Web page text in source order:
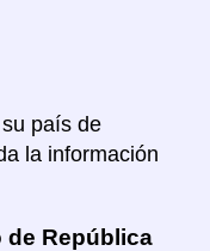
país de
la información
República